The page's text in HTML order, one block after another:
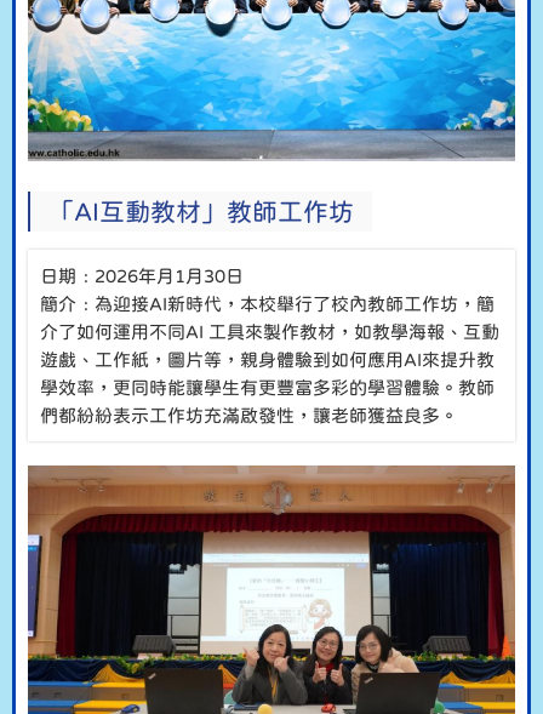
「AI互動教材」教師工作坊
日期﹕2026年月1月30日
簡介﹕為迎接AI新時代，本校舉行了校內教師工作坊，簡
介了如何運用不同AI 工具來製作教材，如教學海報、互動
遊戲、工作紙，圖片等，親身體驗到如何應用AI來提升教
學效率，更同時能讓學生有更豐富多彩的學習體驗。教師
們都紛紛表示工作坊充滿啟發性，讓老師獲益良多。